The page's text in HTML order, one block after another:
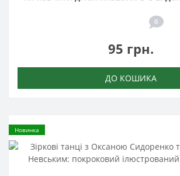
0
95 грн.
ДО КОШИКА
Новинка